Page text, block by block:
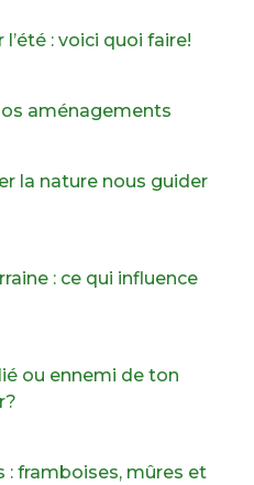
: voici quoi faire!
aménagements
la nature nous guider
: ce qui influence
ou ennemi de ton
: framboises, mûres et